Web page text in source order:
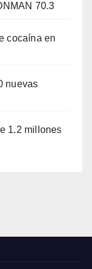
70.3
cocaína en
nuevas
1.2 millones